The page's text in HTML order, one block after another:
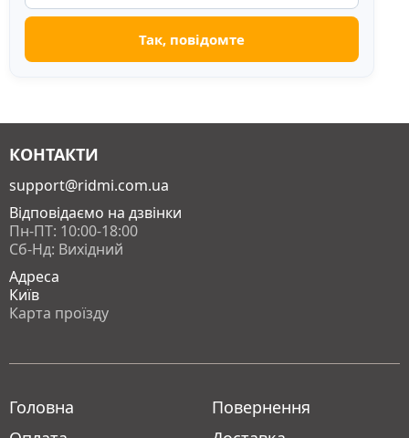
КОНТАКТИ
support@ridmi.com.ua
Відповідаємо на дзвінки
Пн-ПТ: 10:00-18:00
Сб-Нд: Вихідний
Адреса
Київ
Карта проїзду
Головна
Повернення